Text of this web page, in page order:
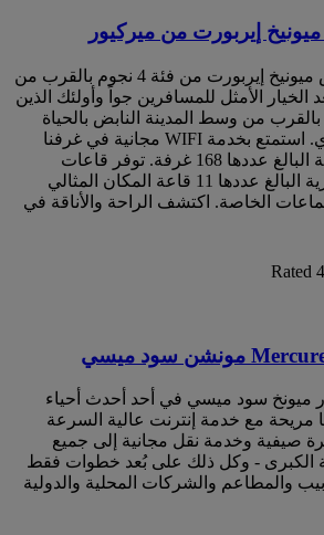
إيربورت من ميركيور‬
يقع ‏‫فندق أتوميس ميونيخ إيربورت من فئة 4 نجوم بالقرب من
الخيار الأمثل للمسافرين جواً وأولئك الذين
بالقرب من وسط المدينة النابض بالحياة
والمعرض التجاري. استمتع بخدمة WIFI مجانية في غرفنا
الفسيحة والمكيفة البالغ عددها 168 غرفة. توفر قاعات
المؤتمرات العصرية البالغ عددها 11 قاعة المكان المثالي
الخاصة. اكتشف الراحة والأناقة في
Rated
ميونخ سود ميسي في أحد أحدث أحياء
مريحة مع خدمة إنترنت عالية السرعة
صيفية وخدمة نقل مجانية إلى جميع
الكبرى - وكل ذلك على بُعد خطوات فقط
والمطاعم والشركات المحلية والدولية